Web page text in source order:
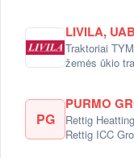
LIVILA, UAB
Traktoriai
žemės ūkio
PG
PURMO
Rettig
Rettig ICC